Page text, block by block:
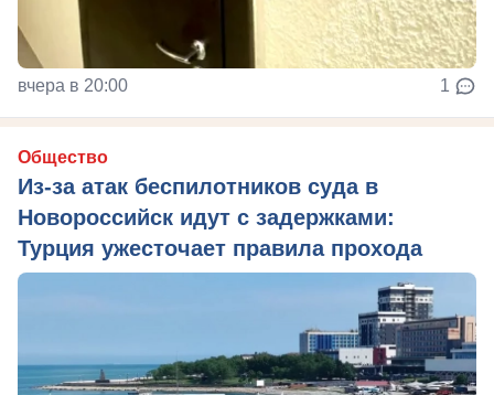
вчера в 20:00 1
Общество
Из‑за атак беспилотников суда в
Новороссийск идут с задержками:
Турция ужесточает правила прохода